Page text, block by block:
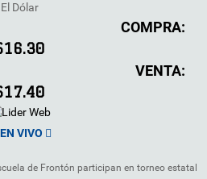
El Dólar
COMPRA:
VENTA:
EN VIVO
de Frontón participan en torneo estatal